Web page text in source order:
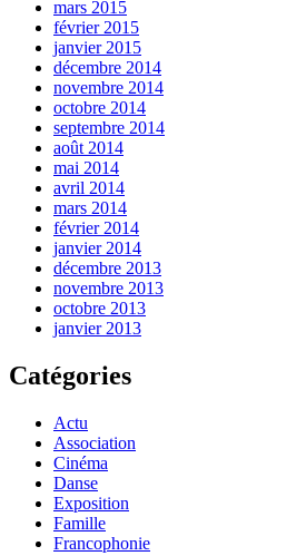
mars 2015
février 2015
janvier 2015
décembre 2014
novembre 2014
octobre 2014
septembre 2014
août 2014
mai 2014
avril 2014
mars 2014
février 2014
janvier 2014
décembre 2013
novembre 2013
octobre 2013
janvier 2013
Catégories
Actu
Association
Cinéma
Danse
Exposition
Famille
Francophonie